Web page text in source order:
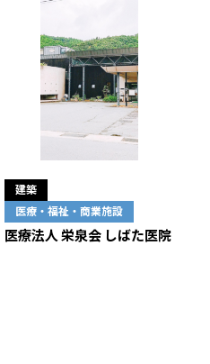
建築
医療・福祉・商業施設
医療法人 栄泉会 しばた医院